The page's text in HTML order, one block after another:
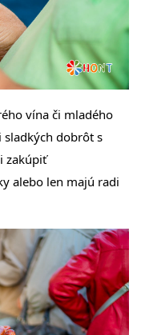
vína či mladého
sladkých dobrôt s
zakúpiť
alebo len majú radi